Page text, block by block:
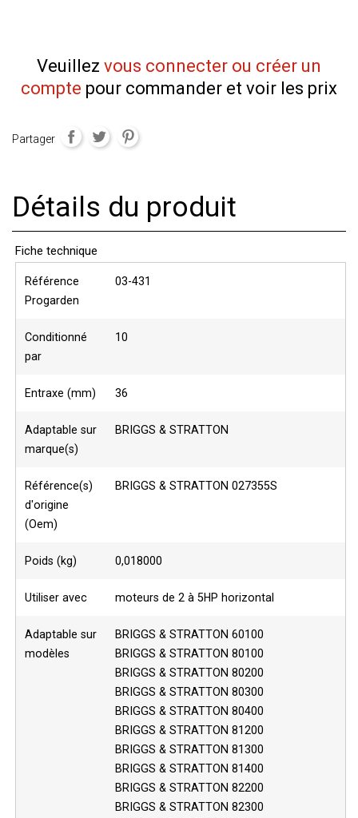
Veuillez vous connecter ou créer un
compte pour commander et voir les prix
Partager
Détails du produit
Fiche technique
Référence
Progarden
03-431
Conditionné
par
10
Entraxe (mm) 36
Adaptable sur
marque(s)
BRIGGS & STRATTON
Référence(s)
d'origine
(Oem)
BRIGGS & STRATTON 027355S
Poids (kg) 0,018000
Utiliser avec moteurs de 2 à 5HP horizontal
Adaptable sur
modèles
BRIGGS & STRATTON 60100
BRIGGS & STRATTON 80100
BRIGGS & STRATTON 80200
BRIGGS & STRATTON 80300
BRIGGS & STRATTON 80400
BRIGGS & STRATTON 81200
BRIGGS & STRATTON 81300
BRIGGS & STRATTON 81400
BRIGGS & STRATTON 82200
BRIGGS & STRATTON 82300